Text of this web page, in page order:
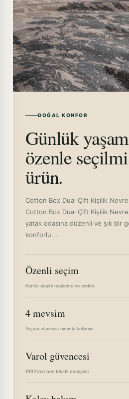
DOĞAL KONFOR
Günlük
özenle
ürün.
Cotton Box Dual Çift Kişilik
Cotton Box Dual Çift Kişilik
yatak odasına düzenli ve şık bir
konforlu ...
Özenli seçim
Konfor odaklı malzeme ve üretim
4 mevsim
Yaşam alanınıza uyumlu kullanım
Varol güvencesi
1992'den beri tekstil deneyimi